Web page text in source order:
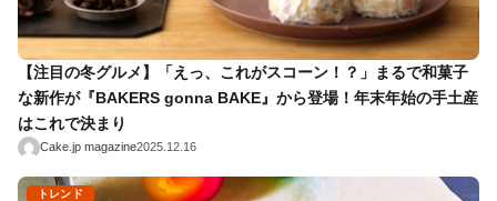
【注目の冬グルメ】「えっ、これがスコーン！？」まるで和菓子
な新作が『BAKERS gonna BAKE』から登場！年末年始の手土産
はこれで決まり
Cake.jp magazine2025.12.16
トレンド